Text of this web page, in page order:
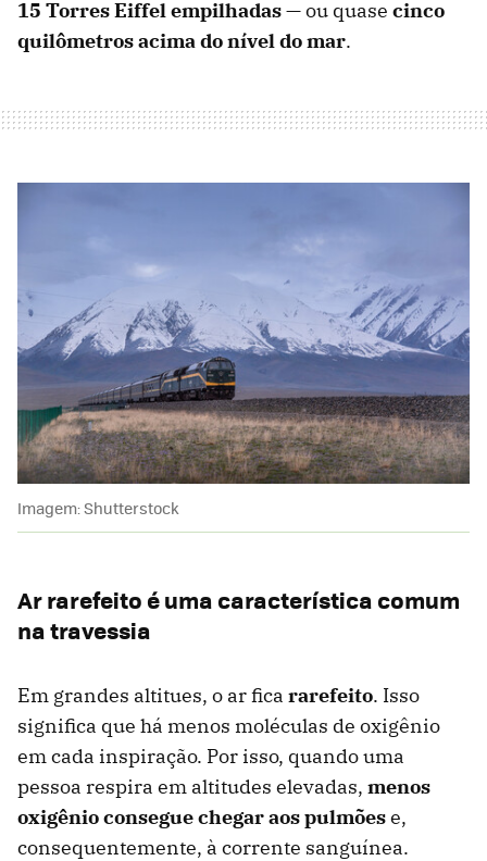
15 Torres Eiffel empilhadas— ou quase cinco
quilômetros acima do nível do mar.
Imagem: Shutterstock
Ar rarefeito é uma característica comum
na travessia
Em grandes altitues, o ar fica rarefeito. Isso
significa que há menos moléculas de oxigênio
em cada inspiração. Por isso, quando uma
pessoa respira em altitudes elevadas, menos
oxigênio consegue chegar aos pulmõese,
consequentemente, à corrente sanguínea.